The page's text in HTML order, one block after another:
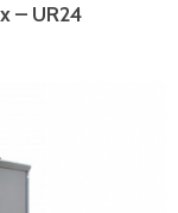
– UR24